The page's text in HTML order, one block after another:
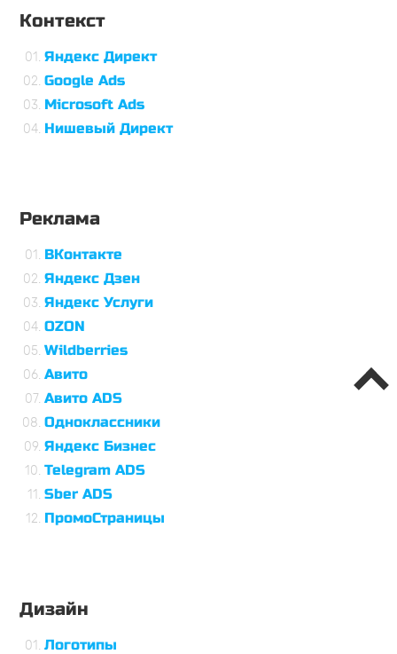
Контекст
Яндекс Директ
Google Ads
Microsoft Ads
Нишевый Директ
Реклама
ВКонтакте
Яндекс Дзен
Яндекс Услуги
OZON
Wildberries
Авито
Авито ADS
Одноклассники
Яндекс Бизнес
Telegram ADS
Sber ADS
ПромоСтраницы
Дизайн
Логотипы